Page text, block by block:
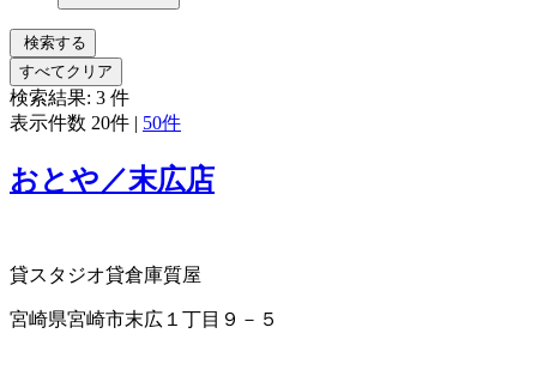
検索する
すべてクリア
検索結果: 3 件
表示件数 20件 | 50件
おとや／末広店
貸スタジオ貸倉庫質屋
宮崎県宮崎市末広１丁目９－５